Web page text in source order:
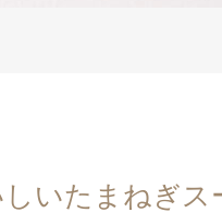
いたまねぎス